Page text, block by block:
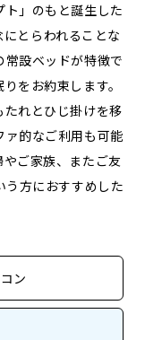
ト」のもと誕生した
とらわれることな
常設ベッドが特徴で
をお約束します。
れとひじ掛けを移
ァ的なご利用も可能
ご家族、またご友
う方におすすめした
ン